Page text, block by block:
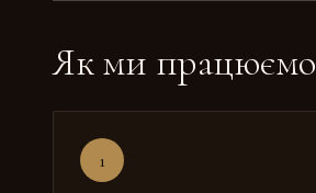
Як ми працюємо
1